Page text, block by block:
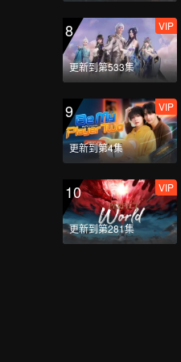
8
更新到第533集
VIP
9
更新到第4集
VIP
10
更新到第281集
VIP